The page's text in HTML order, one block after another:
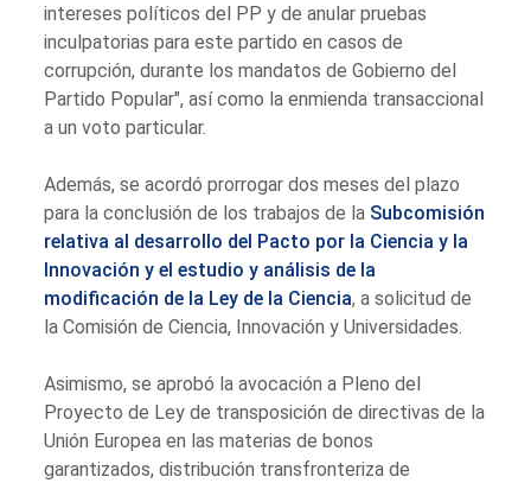
intereses políticos del PP y de anular pruebas
inculpatorias para este partido en casos de
corrupción, durante los mandatos de Gobierno del
Partido Popular", así como la enmienda transaccional
a un voto particular.
Además, se acordó prorrogar dos meses del plazo
para la conclusión de los trabajos de la Subcomisión
relativa al desarrollo del Pacto por la Ciencia y la
Innovación y el estudio y análisis de la
modificación de la Ley de la Ciencia, a solicitud de
la Comisión de Ciencia, Innovación y Universidades.
Asimismo, se aprobó la avocación a Pleno del
Proyecto de Ley de transposición de directivas de la
Unión Europea en las materias de bonos
garantizados, distribución transfronteriza de